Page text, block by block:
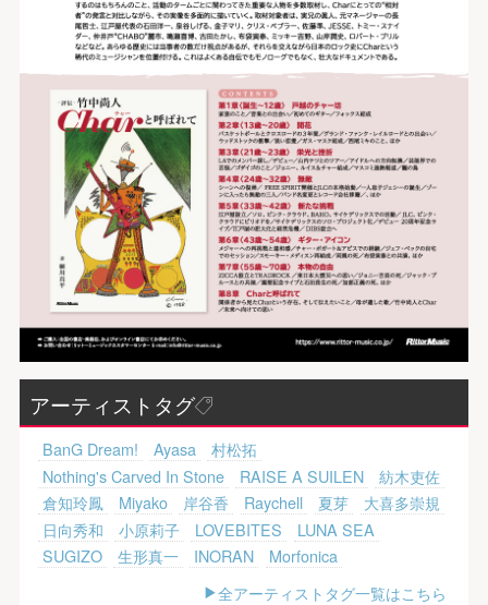
アーティストタグ
BanG Dream! Ayasa
村松拓
Nothing's Carved In Stone
RAISE A SUILEN
紡木吏佐
倉知玲鳳
Miyako 岸谷香 Raychell 夏芽
大喜多崇規
日向秀和
小原莉子 LOVEBITES
LUNA SEA
SUGIZO
生形真一 INORAN
Morfonica
全アーティストタグ一覧はこちら